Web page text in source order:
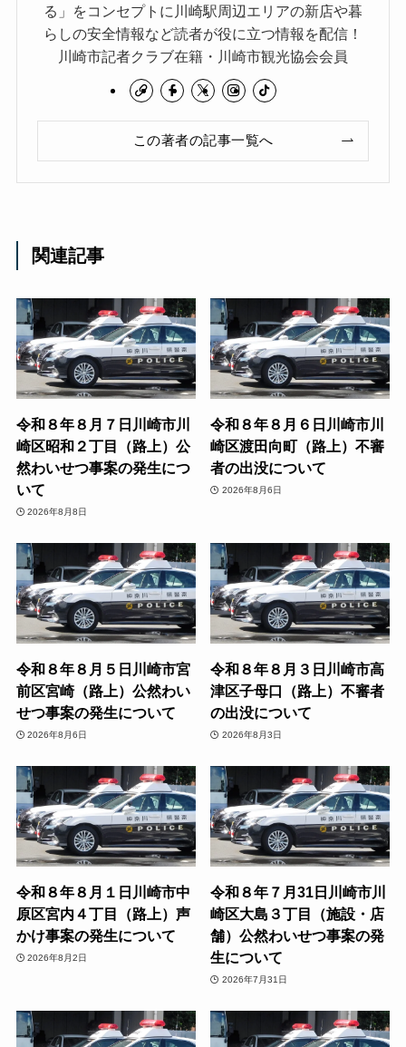
る」をコンセプトに川崎駅周辺エリアの新店や暮
らしの安全情報など読者が役に立つ情報を配信！
川崎市記者クラブ在籍・川崎市観光協会会員
この著者の記事一覧へ
関連記事
令和８年８月７日川崎市川
崎区昭和２丁目（路上）公
然わいせつ事案の発生につ
いて
2026年8月8日
令和８年８月６日川崎市川
崎区渡田向町（路上）不審
者の出没について
2026年8月6日
令和８年８月５日川崎市宮
前区宮崎（路上）公然わい
せつ事案の発生について
2026年8月6日
令和８年８月３日川崎市高
津区子母口（路上）不審者
の出没について
2026年8月3日
令和８年８月１日川崎市中
原区宮内４丁目（路上）声
かけ事案の発生について
2026年8月2日
令和８年７月31日川崎市川
崎区大島３丁目（施設・店
舗）公然わいせつ事案の発
生について
2026年7月31日